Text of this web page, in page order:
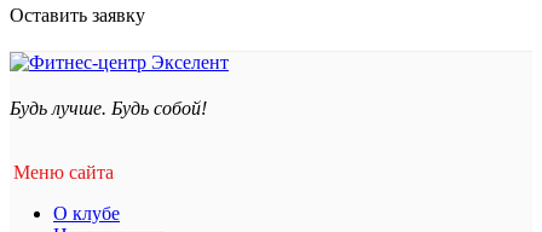
Оставить заявку
Будь лучше. Будь собой!
Меню сайта
О клубе